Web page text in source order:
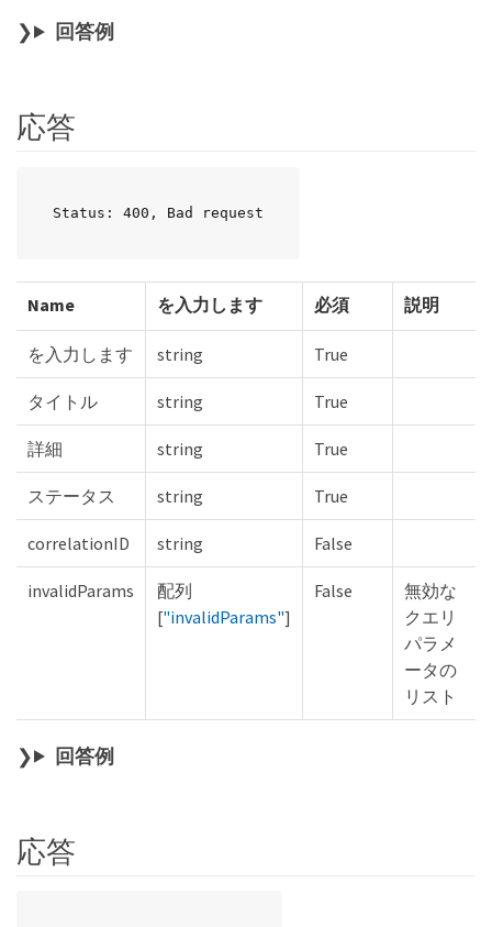
回答例
応答
Status: 400, Bad request
Name を入力します 必須 説明
を入力します string True
タイトル string True
詳細 string True
ステータス string True
correlationID string False
invalidParams
配列
["invalidParams"]
False
無効な
クエリ
パラメ
ータの
リスト
回答例
応答